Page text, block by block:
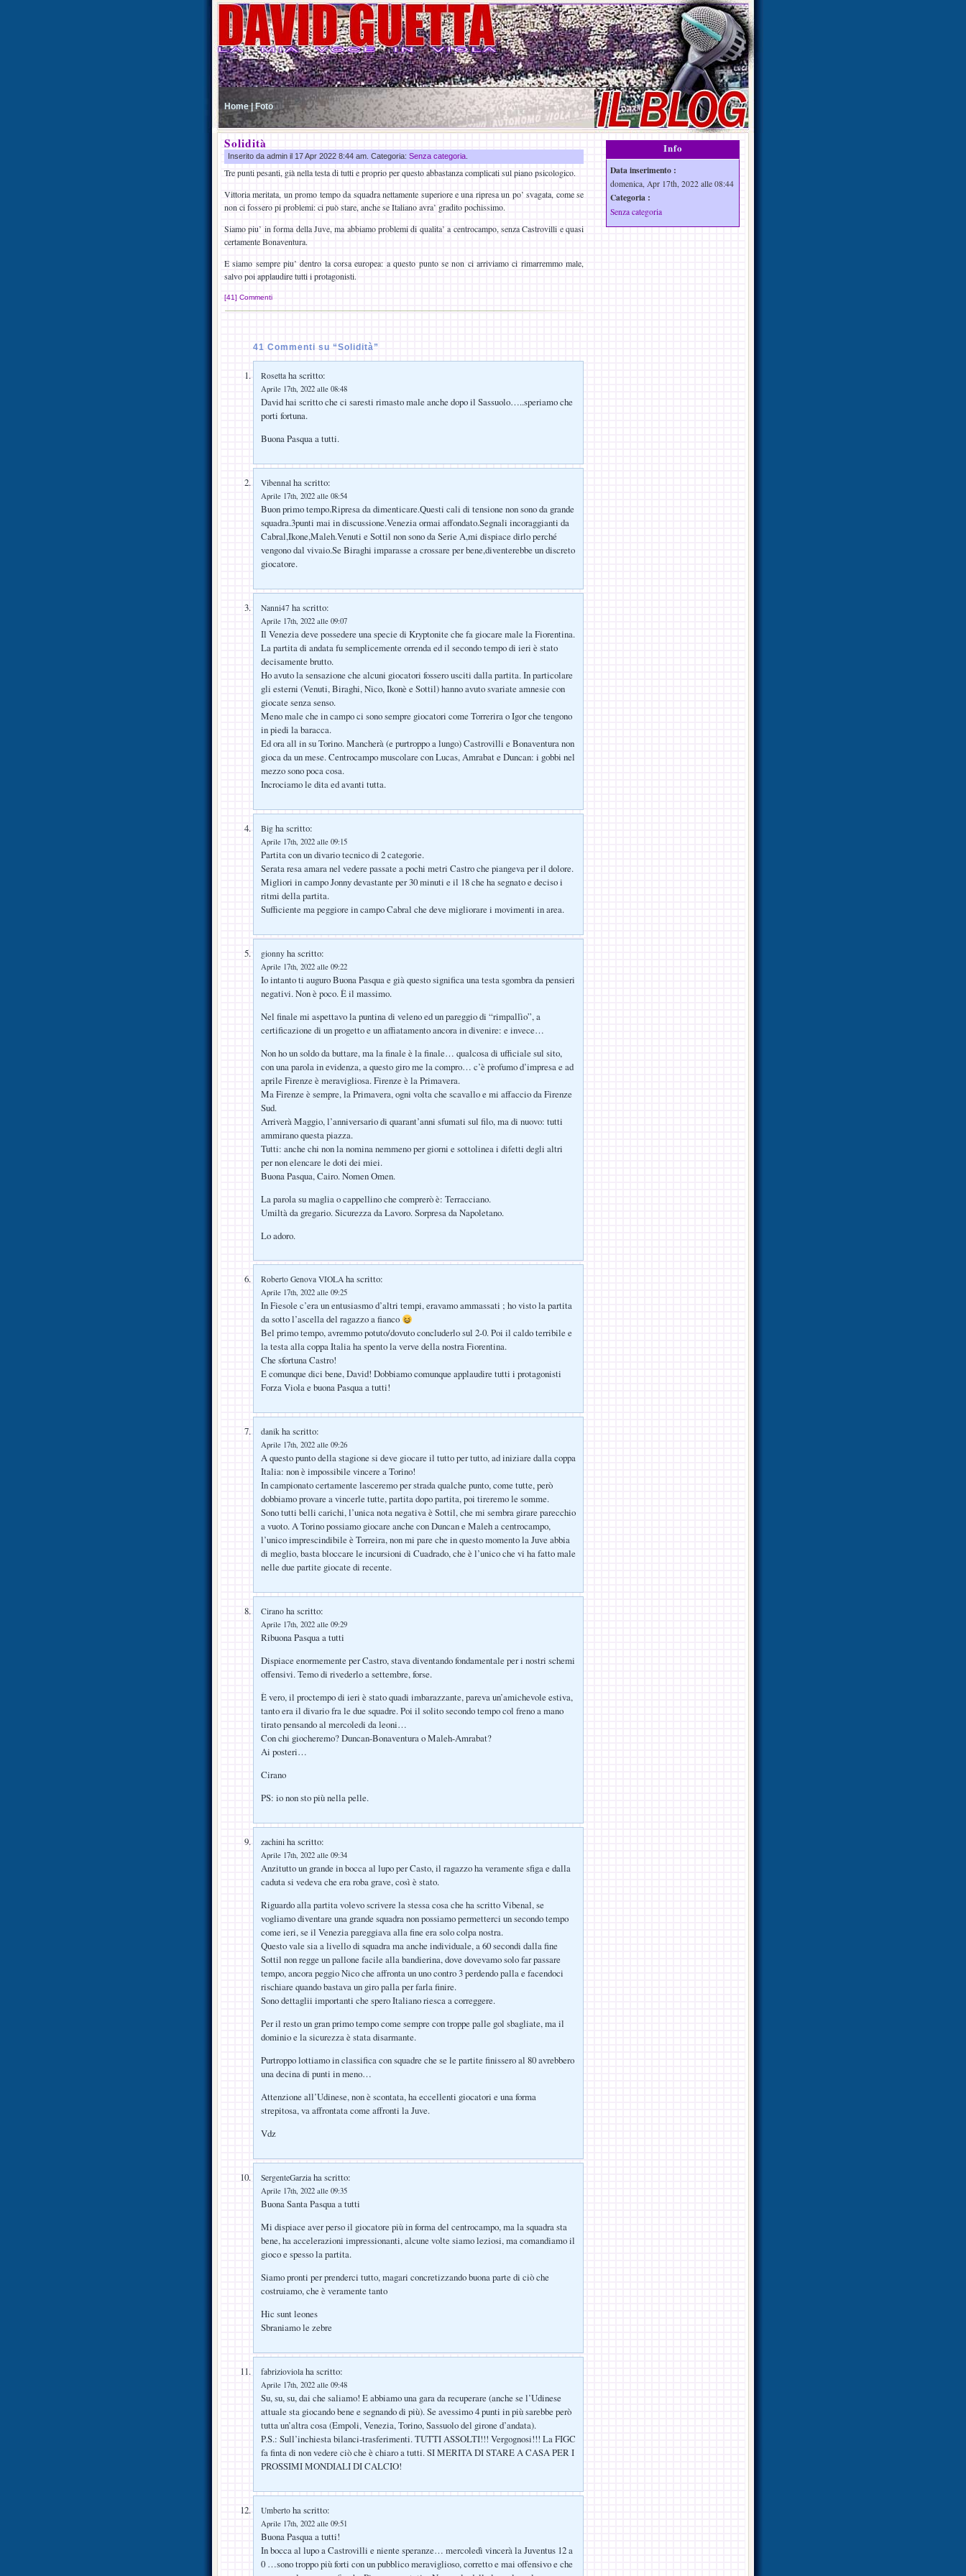
Home | Foto
Solidità
Inserito da admin il 17 Apr 2022 8:44 am. Categoria: Senza categoria
Tre punti pesanti, già nella testa di tutti e proprio per questo abbastanza complicati sul piano psicologico.
Vittoria meritata, un promo tempo da squadra nettamente superiore e una ripresa un po’ svagata, come se
non ci fossero pi problemi: ci può stare, anche se Italiano avra’ gradito pochissimo.
Siamo piu’ in forma della Juve, ma abbiamo problemi di qualita’ a centrocampo, senza Castrovilli e quasi
certamente Bonaventura.
E siamo sempre piu’ dentro la corsa europea: a questo punto se non ci arriviamo ci rimarremmo male,
salvo poi applaudire tutti i protagonisti.
[41] Commenti
41 Commenti su “Solidità”
Rosetta ha scritto:
Aprile 17th, 2022 alle 08:48
David hai scritto che ci saresti rimasto male anche dopo il Sassuolo…..speriamo che
porti fortuna.
Buona Pasqua a tutti.
Vibennal ha scritto:
Aprile 17th, 2022 alle 08:54
Buon primo tempo.Ripresa da dimenticare.Questi cali di tensione non sono da grande
squadra.3punti mai in discussione.Venezia ormai affondato.Segnali incoraggianti da
Cabral,Ikone,Maleh.Venuti e Sottil non sono da Serie A,mi dispiace dirlo perché
vengono dal vivaio.Se Biraghi imparasse a crossare per bene,diventerebbe un discreto
giocatore.
Nanni47 ha scritto:
Aprile 17th, 2022 alle 09:07
Il Venezia deve possedere una specie di Kryptonite che fa giocare male la Fiorentina.
La partita di andata fu semplicemente orrenda ed il secondo tempo di ieri è stato
decisamente brutto.
Ho avuto la sensazione che alcuni giocatori fossero usciti dalla partita. In particolare
gli esterni (Venuti, Biraghi, Nico, Ikonè e Sottil) hanno avuto svariate amnesie con
giocate senza senso.
Meno male che in campo ci sono sempre giocatori come Torrerira o Igor che tengono
in piedi la baracca.
Ed ora all in su Torino. Mancherà (e purtroppo a lungo) Castrovilli e Bonaventura non
gioca da un mese. Centrocampo muscolare con Lucas, Amrabat e Duncan: i gobbi nel
mezzo sono poca cosa.
Incrociamo le dita ed avanti tutta.
Big ha scritto:
Aprile 17th, 2022 alle 09:15
Partita con un divario tecnico di 2 categorie.
Serata resa amara nel vedere passate a pochi metri Castro che piangeva per il dolore.
Migliori in campo Jonny devastante per 30 minuti e il 18 che ha segnato e deciso i
ritmi della partita.
Sufficiente ma peggiore in campo Cabral che deve migliorare i movimenti in area.
gionny ha scritto:
Aprile 17th, 2022 alle 09:22
Io intanto ti auguro Buona Pasqua e già questo significa una testa sgombra da pensieri
negativi. Non è poco. È il massimo.
Nel finale mi aspettavo la puntina di veleno ed un pareggio di “rimpallìo”, a
certificazione di un progetto e un affiatamento ancora in divenire: e invece…
Non ho un soldo da buttare, ma la finale è la finale… qualcosa di ufficiale sul sito,
con una parola in evidenza, a questo giro me la compro… c’è profumo d’impresa e ad
aprile Firenze è meravigliosa. Firenze è la Primavera.
Ma Firenze è sempre, la Primavera, ogni volta che scavallo e mi affaccio da Firenze
Sud.
Arriverà Maggio, l’anniversario di quarant’anni sfumati sul filo, ma di nuovo: tutti
ammirano questa piazza.
Tutti: anche chi non la nomina nemmeno per giorni e sottolinea i difetti degli altri
per non elencare le doti dei miei.
Buona Pasqua, Cairo. Nomen Omen.
La parola su maglia o cappellino che comprerò è: Terracciano.
Umiltà da gregario. Sicurezza da Lavoro. Sorpresa da Napoletano.
Lo adoro.
Roberto Genova VIOLA ha scritto:
Aprile 17th, 2022 alle 09:25
In Fiesole c’era un entusiasmo d’altri tempi, eravamo ammassati ; ho visto la partita
da sotto l’ascella del ragazzo a fianco
Bel primo tempo, avremmo potuto/dovuto concluderlo sul 2-0. Poi il caldo terribile e
la testa alla coppa Italia ha spento la verve della nostra Fiorentina.
Che sfortuna Castro!
E comunque dici bene, David! Dobbiamo comunque applaudire tutti i protagonisti
Forza Viola e buona Pasqua a tutti!
danik ha scritto:
Aprile 17th, 2022 alle 09:26
A questo punto della stagione si deve giocare il tutto per tutto, ad iniziare dalla coppa
Italia: non è impossibile vincere a Torino!
In campionato certamente lasceremo per strada qualche punto, come tutte, però
dobbiamo provare a vincerle tutte, partita dopo partita, poi tireremo le somme.
Sono tutti belli carichi, l’unica nota negativa è Sottil, che mi sembra girare parecchio
a vuoto. A Torino possiamo giocare anche con Duncan e Maleh a centrocampo,
l’unico imprescindibile è Torreira, non mi pare che in questo momento la Juve abbia
di meglio, basta bloccare le incursioni di Cuadrado, che è l’unico che vi ha fatto male
nelle due partite giocate di recente.
Cirano ha scritto:
Aprile 17th, 2022 alle 09:29
Ribuona Pasqua a tutti
Dispiace enormemente per Castro, stava diventando fondamentale per i nostri schemi
offensivi. Temo di rivederlo a settembre, forse.
È vero, il proctempo di ieri è stato quadi imbarazzante, pareva un’amichevole estiva,
tanto era il divario fra le due squadre. Poi il solito secondo tempo col freno a mano
tirato pensando al mercoledi da leoni…
Con chi giocheremo? Duncan-Bonaventura o Maleh-Amrabat?
Ai posteri…
Cirano
PS: io non sto più nella pelle.
zachini ha scritto:
Aprile 17th, 2022 alle 09:34
Anzitutto un grande in bocca al lupo per Casto, il ragazzo ha veramente sfiga e dalla
caduta si vedeva che era roba grave, così è stato.
Riguardo alla partita volevo scrivere la stessa cosa che ha scritto Vibenal, se
vogliamo diventare una grande squadra non possiamo permetterci un secondo tempo
come ieri, se il Venezia pareggiava alla fine era solo colpa nostra.
Questo vale sia a livello di squadra ma anche individuale, a 60 secondi dalla fine
Sottil non regge un pallone facile alla bandierina, dove dovevamo solo far passare
tempo, ancora peggio Nico che affronta un uno contro 3 perdendo palla e facendoci
rischiare quando bastava un giro palla per farla finire.
Sono dettaglii importanti che spero Italiano riesca a correggere.
Per il resto un gran primo tempo come sempre con troppe palle gol sbagliate, ma il
dominio e la sicurezza è stata disarmante.
Purtroppo lottiamo in classifica con squadre che se le partite finissero al 80 avrebbero
una decina di punti in meno…
Attenzione all’Udinese, non è scontata, ha eccellenti giocatori e una forma
strepitosa, va affrontata come affronti la Juve.
Vdz
SergenteGarzia ha scritto:
Aprile 17th, 2022 alle 09:35
Buona Santa Pasqua a tutti
Mi dispiace aver perso il giocatore più in forma del centrocampo, ma la squadra sta
bene, ha accelerazioni impressionanti, alcune volte siamo leziosi, ma comandiamo il
gioco e spesso la partita.
Siamo pronti per prenderci tutto, magari concretizzando buona parte di ciò che
costruiamo, che è veramente tanto
Hic sunt leones
Sbraniamo le zebre
fabrizioviola ha scritto:
Aprile 17th, 2022 alle 09:48
Su, su, su, dai che saliamo! E abbiamo una gara da recuperare (anche se l’Udinese
attuale sta giocando bene e segnando di più). Se avessimo 4 punti in più sarebbe però
tutta un’altra cosa (Empoli, Venezia, Torino, Sassuolo del girone d’andata).
P.S.: Sull’inchiesta bilanci-trasferimenti. TUTTI ASSOLTI!!! Vergognosi!!! La FIGC
fa finta di non vedere ciò che è chiaro a tutti. SI MERITA DI STARE A CASA PER I
PROSSIMI MONDIALI DI CALCIO!
Umberto ha scritto:
Aprile 17th, 2022 alle 09:51
Buona Pasqua a tutti!
In bocca al lupo a Castrovilli e niente speranze… mercoledì vincerà la Juventus 12 a
0 …sono troppo più forti con un pubblico meraviglioso, corretto e mai offensivo e che
Info
Data inserimento :
domenica, Apr 17th, 2022 alle 08:44
Categoria :
Senza categoria